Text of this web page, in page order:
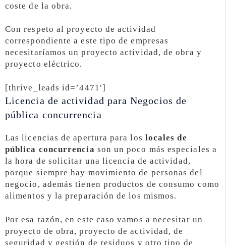
coste de la obra.
Con respeto al proyecto de actividad
correspondiente a este tipo de empresas
necesitaríamos un proyecto actividad, de obra y
proyecto eléctrico.
[thrive_leads id=’4471′]
Licencia de actividad para Negocios de
pública concurrencia
Las licencias de apertura para los locales de
pública concurrencia son un poco más especiales a
la hora de solicitar una licencia de actividad,
porque siempre hay movimiento de personas del
negocio, además tienen productos de consumo como
alimentos y la preparación de los mismos.
Por esa razón, en este caso vamos a necesitar un
proyecto de obra, proyecto de actividad, de
seguridad y gestión de residuos y otro tipo de